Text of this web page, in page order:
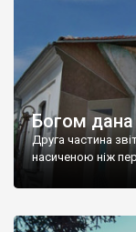
Богом
Друга частина
насиченою ніж